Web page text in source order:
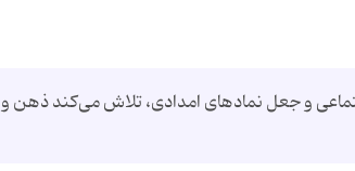
و جعل نمادهای امدادی، تلاش می‌کند ذهن و